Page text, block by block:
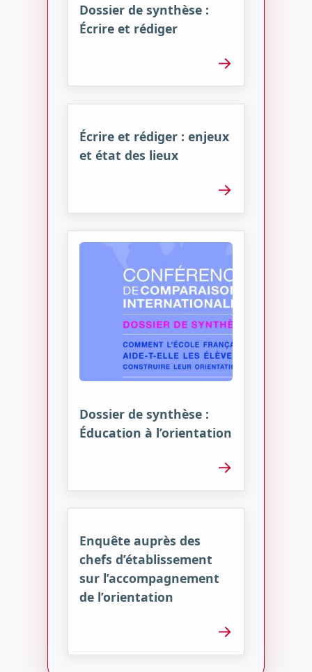
Dossier de synthèse :
Écrire et rédiger
→
Écrire et rédiger : enjeux
et état des lieux
→
Dossier de synthèse :
Éducation à l’orientation
→
Enquête auprès des
chefs d’établissement
sur l’accompagnement
de l’orientation
→